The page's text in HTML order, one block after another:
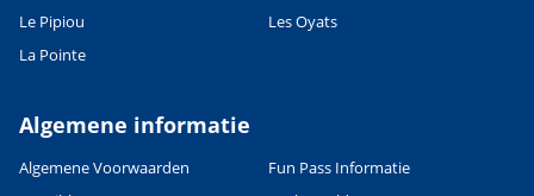
Le Pipiou
Les Oyats
La Pointe
Algemene informatie
Algemene Voorwaarden
Fun Pass Informatie